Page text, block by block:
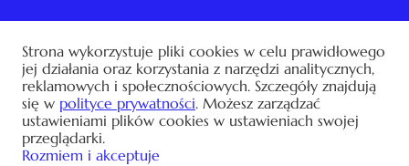
Strona wykorzystuje pliki cookies w celu prawidłowego
jej działania oraz korzystania z narzędzi analitycznych,
reklamowych i społecznościowych. Szczegóły znajdują
się w polityce prywatności. Możesz zarządzać
ustawieniami plików cookies w ustawieniach swojej
przeglądarki.
Rozmiem i akceptuje